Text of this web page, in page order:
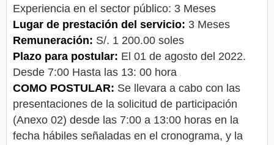
Experiencia en el sector público: 3 Meses
Lugar de prestación del servicio: 3 Meses
Remuneración: S/. 1 200.00 soles
Plazo para postular: El 01 de agosto del 2022.
Desde 7:00 Hasta las 13: 00 hora
COMO POSTULAR: Se llevara a cabo con las
presentaciones de la solicitud de participación
(Anexo 02) desde las 7:00 a 13:00 horas en la
fecha hábiles señaladas en el cronograma, y la